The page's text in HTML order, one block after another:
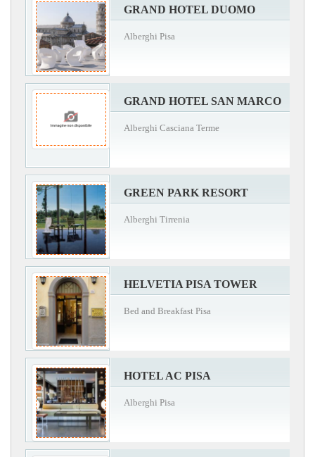
GRAND HOTEL DUOMO
Alberghi Pisa
GRAND HOTEL SAN MARCO
Alberghi Casciana Terme
GREEN PARK RESORT
Alberghi Tirrenia
HELVETIA PISA TOWER
Bed and Breakfast Pisa
HOTEL AC PISA
Alberghi Pisa